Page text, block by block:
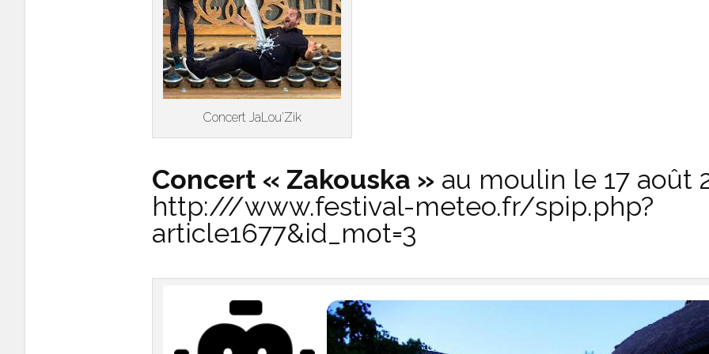
Concert JaLou’Zik
Concert « Zakouska » au moulin le 17 août
http:///www.festival-meteo.fr/spip.php?
article1677&id_mot=3